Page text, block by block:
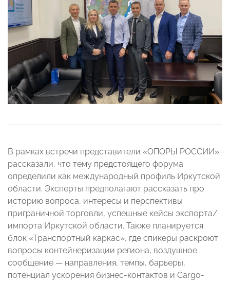
В рамках встречи представители «ОПОРЫ РОССИИ»
рассказали, что тему предстоящего форума
определили как международный профиль Иркутской
области. Эксперты предполагают рассказать про
историю вопроса, интересы и перспективы
приграничной торговли, успешные кейсы экспорта/
импорта Иркутской области. Также планируется
блок «⁠Транспортный каркас», где спикеры раскроют
вопросы контейнеризации региона, воздушное
сообщение — направления, темпы, барьеры,
потенциал ускорения бизнес-контактов и Cargo-